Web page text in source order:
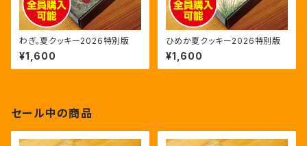
わぎ。夏クッキー2026特別版
¥1,600
ひめか夏クッキー2026特別版
¥1,600
セール中の商品